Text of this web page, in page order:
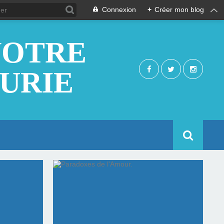
Connexion + Créer mon blog